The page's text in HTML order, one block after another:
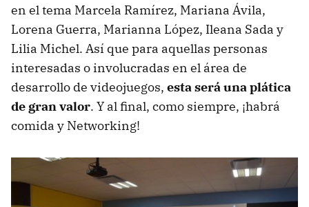
en el tema Marcela Ramírez, Mariana Ávila,
Lorena Guerra, Marianna López, Ileana Sada y
Lilia Michel. Así que para aquellas personas
interesadas o involucradas en el área de
desarrollo de videojuegos, esta será una plática
de gran valor. Y al final, como siempre, ¡habrá
comida y Networking!